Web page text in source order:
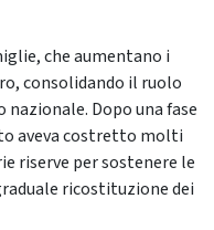
che aumentano i
consolidando il ruolo
Dopo una fase
aveva costretto molti
riserve per sostenere le
ricostituzione dei